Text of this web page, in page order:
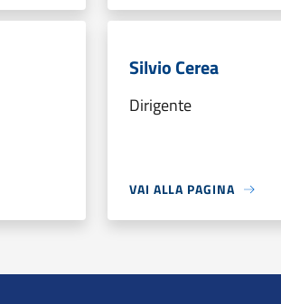
Silvio Cerea
Dirigente
VAI ALLA PAGINA